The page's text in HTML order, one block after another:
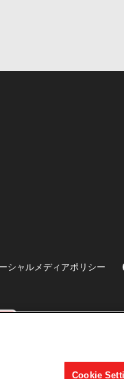
シャルメディアポリシー
Cookie